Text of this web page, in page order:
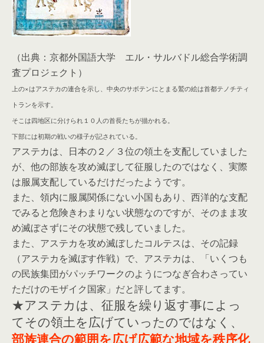
（出典：京都外国語大学 エル・サルバドル総合学術調
査プロジェクト）
上の×はアステカの連合を示し、中央のサボテンにとまる鷲の絵は首都テノチティ
トランを示す。
そこは四地区に分けられ１０人の首長たちが描かれる。
下部には初期の戦いの様子が記されている。
アステカは、日本の２／３位の領土を支配していました
が、他の部族を攻め滅ぼして征服したのではなく、実際
は服属支配しているだけだったようです。
また、領内に服属関係にない小国もあり、西洋的な支配
でみると危険きわまりない状態なのですが、そのまま攻
め滅ぼさずにその状態で残していました。
また、アステカを攻め滅ぼしたコルテスは、その記録
（アステカを滅ぼす作戦）で、アステカは、「いくつも
の民族集団がパッチワークのようにつなぎ合わさってい
ただけのモザイク国家」だと評してます。
★アステカは、征服を繰り返す事によっ
てその領土を広げていったのではなく、
部族連合の範囲を広げ広範な地域を秩序化